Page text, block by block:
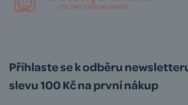
Přihlaste se k odběru
slevu 100 Kč na první nákup